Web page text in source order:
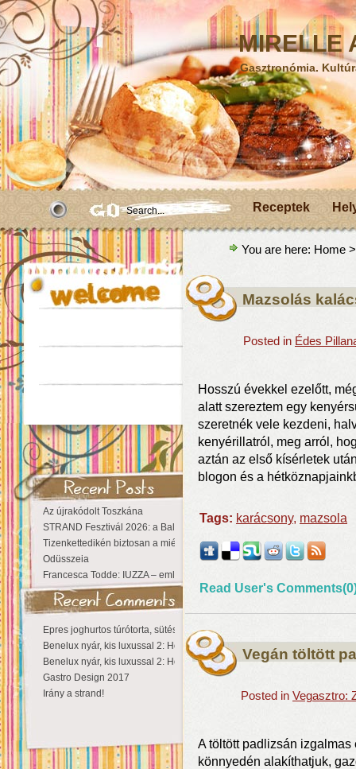
MIRELLE
Gasztronómia.
Receptek
Az újrakódolt Toszkána
STRAND Fesztivál 2026: a Balaton partján a nyár még tart!
Tizenkettedikén biztosan a miénk a Sziget!
Odüsszeia
Francesca Todde: IUZZA – emlékezet, táj és irodalom találkozása a Mai
Epres joghurtos túrótorta, sütés nélkül
Benelux nyár, kis luxussal 2: Hollandia
Benelux nyár, kis luxussal 2: Hollandia
Gastro Design 2017
Irány a strand!
You are here: Home
Mazsolás
Posted in Édes
Hosszú évekkel ezelőtt,
alatt szereztem egy
szeretnék vele kezdeni,
kenyérillatról, meg arról,
aztán az első kísérletek
blogon és a
Tags: karácsony, mazsola
Read User's
Vegán töltött
Posted in Vegasztro:
A töltött padlizsán
könnyedén alakíthatjuk,